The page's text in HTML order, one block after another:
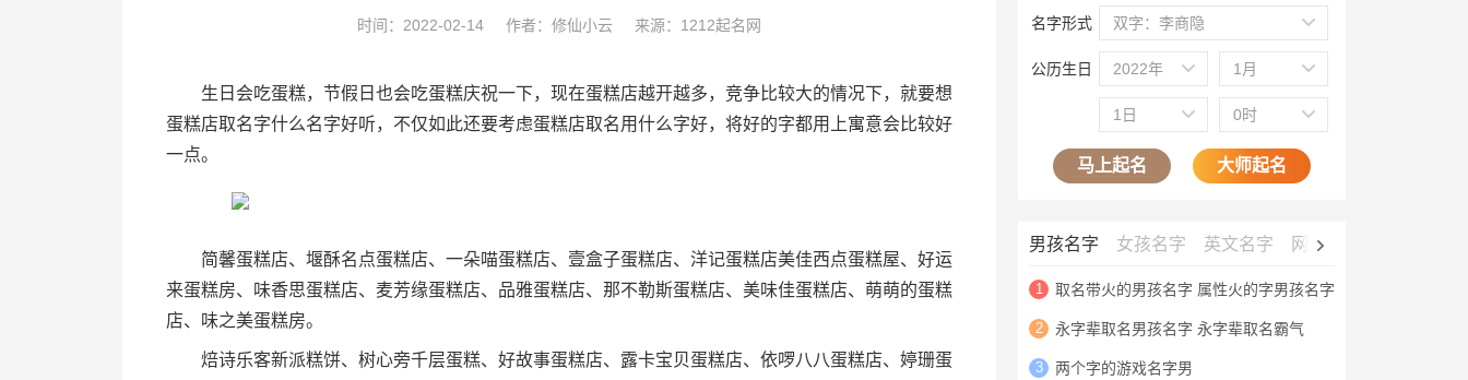
时间：2022-02-14 作者：修仙小云 来源：1212起名网
生日会吃蛋糕，节假日也会吃蛋糕庆祝一下，现在蛋糕店越开越多，竞争比较大的情况下，就要想
蛋糕店取名字什么名字好听，不仅如此还要考虑蛋糕店取名用什么字好，将好的字都用上寓意会比较好
一点。
简馨蛋糕店、堰酥名点蛋糕店、一朵喵蛋糕店、壹盒子蛋糕店、洋记蛋糕店美佳西点蛋糕屋、好运
来蛋糕房、味香思蛋糕店、麦芳缘蛋糕店、品雅蛋糕店、那不勒斯蛋糕店、美味佳蛋糕店、萌萌的蛋糕
店、味之美蛋糕房。
焙诗乐客新派糕饼、树心旁千层蛋糕、好故事蛋糕店、露卡宝贝蛋糕店、依啰八八蛋糕店、婷珊蛋
名字形式 双字：李商隐
公历生日 2022年 1月
1日 0时
马上起名 大师起名
男孩名字 女孩名字 英文名字 网名大全
1 取名带火的男孩名字 属性火的字男孩名字
2 永字辈取名男孩名字 永字辈取名霸气
3 两个字的游戏名字男